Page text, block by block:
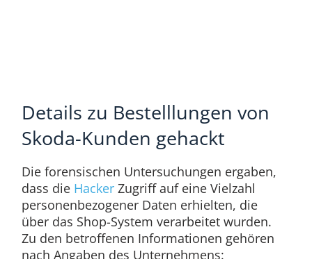
Details zu Bestelllungen von
Skoda-Kunden gehackt
Die forensischen Untersuchungen ergaben,
dass die HackerZugriff auf eine Vielzahl
personenbezogener Daten erhielten, die
über das Shop-System verarbeitet wurden.
Zu den betroffenen Informationen gehören
nach Angaben des Unternehmens: